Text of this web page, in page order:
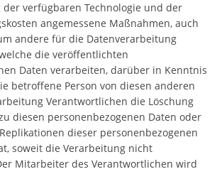
der verfügbaren Technologie und der
angemessene Maßnahmen, auch
andere für die Datenverarbeitung
die veröffentlichten
Daten verarbeiten, darüber in Kenntnis
betroffene Person von diesen anderen
Verantwortlichen die Löschung
diesen personenbezogenen Daten oder
dieser personenbezogenen
soweit die Verarbeitung nicht
Mitarbeiter des Verantwortlichen wird